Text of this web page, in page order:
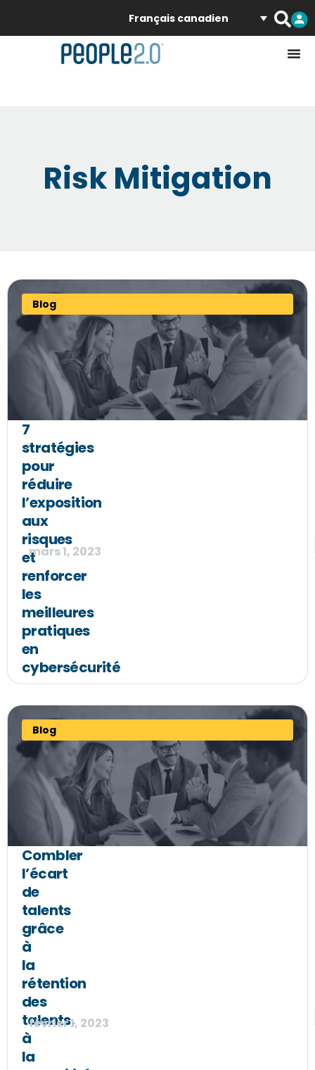
Français canadien
Risk Mitigation
Blog
7
stratégies
pour
réduire
l’exposition
aux
risques
et
renforcer
les
meilleures
pratiques
en
cybersécurité
mars 1, 2023
Blog
Combler
l’écart
de
talents
grâce
à
la
rétention
des
talents,
à
la
février 1, 2023